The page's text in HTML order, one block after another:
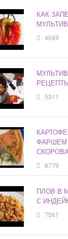
КАК
4049
5311
ФАРШЕМ
8779
ПЛОВ В
С
7561